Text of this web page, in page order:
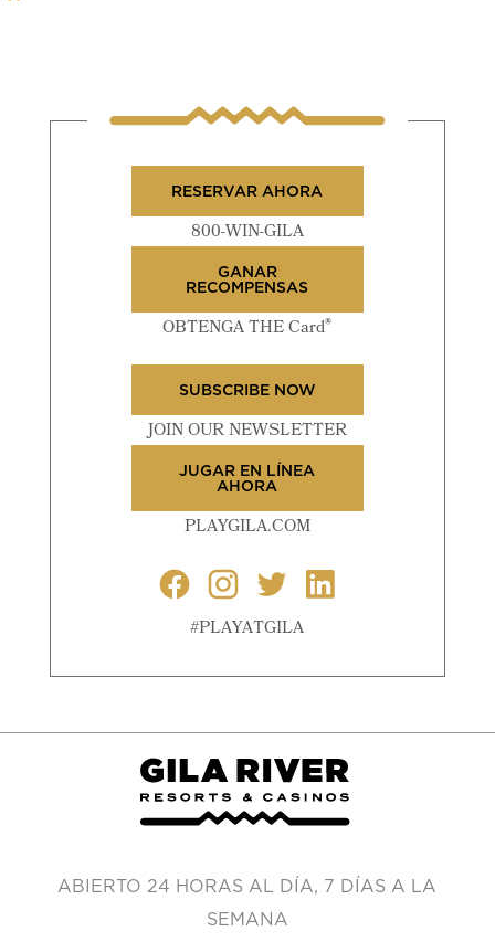
RESERVAR AHORA
800-WIN-GILA
GANAR
RECOMPENSAS
OBTENGA THE Card®
SUBSCRIBE NOW
JOIN OUR NEWSLETTER
JUGAR EN LÍNEA
AHORA
PLAYGILA.COM
#PLAYATGILA
ABIERTO 24 HORAS AL DÍA, 7 DÍAS A LA
SEMANA